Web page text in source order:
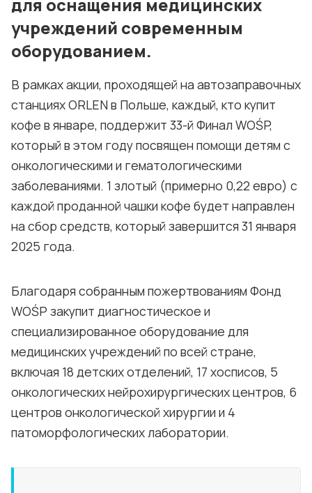
Политика конфиденциальности и cookie
для оснащения медицинских
учреждений современным
оборудованием.
В рамках акции, проходящей на автозаправочных
станциях ORLEN в Польше, каждый, кто купит
кофе в январе, поддержит 33-й Финал WOŚP,
который в этом году посвящен помощи детям с
онкологическими и гематологическими
заболеваниями. 1 злотый (примерно 0,22 евро) с
каждой проданной чашки кофе будет направлен
на сбор средств, который завершится 31 января
2025 года.
Благодаря собранным пожертвованиям Фонд
WOŚP закупит диагностическое и
специализированное оборудование для
медицинских учреждений по всей стране,
включая 18 детских отделений, 17 хосписов, 5
онкологических нейрохирургических центров, 6
центров онкологической хирургии и 4
патоморфологических лаборатории.